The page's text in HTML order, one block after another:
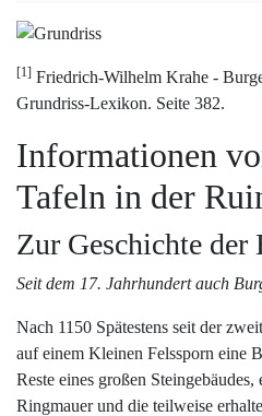
[1] Friedrich-Wilhelm Krahe -
Grundriss-Lexikon. Seite 382.
Informationen
Tafeln in der
Zur Geschichte der
Seit dem 17. Jahrhundert auch
Nach 1150 Spätestens seit der
auf einem Kleinen Felssporn eine
Reste eines großen
Ringmauer und die teilweise